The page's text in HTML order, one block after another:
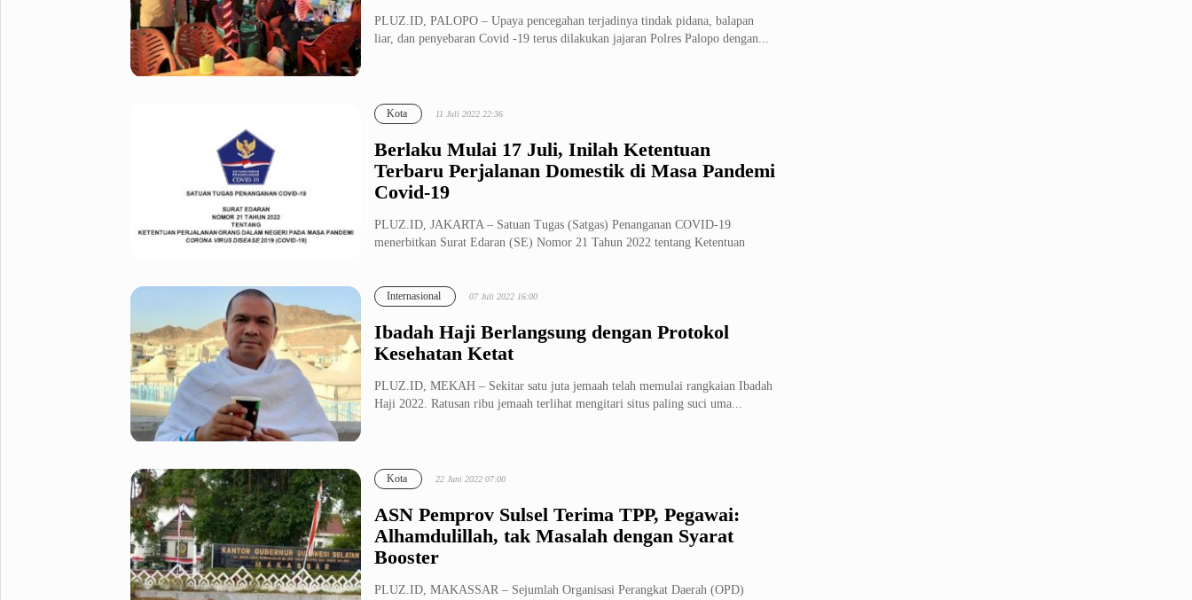
PLUZ.ID, PALOPO – Upaya pencegahan terjadinya tindak pidana, balapan
liar, dan penyebaran Covid -19 terus dilakukan jajaran Polres Palopo dengan...
Berlaku Mulai 17 Juli, Inilah Ketentuan
Terbaru Perjalanan Domestik di Masa Pandemi
Covid-19
Kota 11 Juli 2022 22:36
PLUZ.ID, JAKARTA – Satuan Tugas (Satgas) Penanganan COVID-19
menerbitkan Surat Edaran (SE) Nomor 21 Tahun 2022 tentang Ketentuan
Ibadah Haji Berlangsung dengan Protokol
Kesehatan Ketat
Internasional 07 Juli 2022 16:00
PLUZ.ID, MEKAH – Sekitar satu juta jemaah telah memulai rangkaian Ibadah
Haji 2022. Ratusan ribu jemaah terlihat mengitari situs paling suci uma...
ASN Pemprov Sulsel Terima TPP, Pegawai:
Alhamdulillah, tak Masalah dengan Syarat
Booster
Kota 22 Juni 2022 07:00
PLUZ.ID, MAKASSAR – Sejumlah Organisasi Perangkat Daerah (OPD)